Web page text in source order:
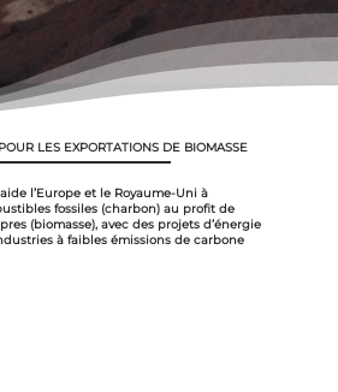
LES EXPORTATIONS DE BIOMASSE
l’Europe et le Royaume-Uni à
fossiles (charbon) au profit de
(biomasse), avec des projets d’énergie
à faibles émissions de carbone